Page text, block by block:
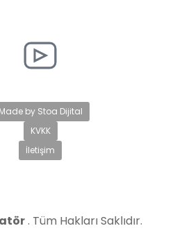
. Tüm Hakları Saklıdır.
Made by Stoa Dijital
KVKK
İletişim